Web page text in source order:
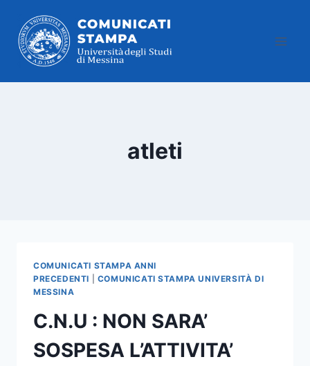
contenuto
atleti
COMUNICATI STAMPA ANNI
PRECEDENTI
COMUNICATI STAMPA UNIVERSITÀ DI
MESSINA
C.N.U : NON SARA’
SOSPESA L’ATTIVITA’